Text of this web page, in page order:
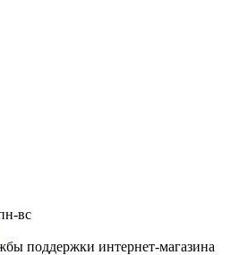
вс
поддержки интернет-магазина